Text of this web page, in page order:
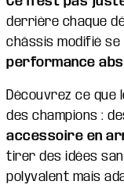
derrière chaque
châssis modifié se
performance
Découvrez ce que
des champions :
accessoire en
tirer des idées
polyvalent mais